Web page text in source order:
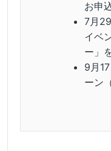
お申
7月
イベ
ー」
9月
ーン